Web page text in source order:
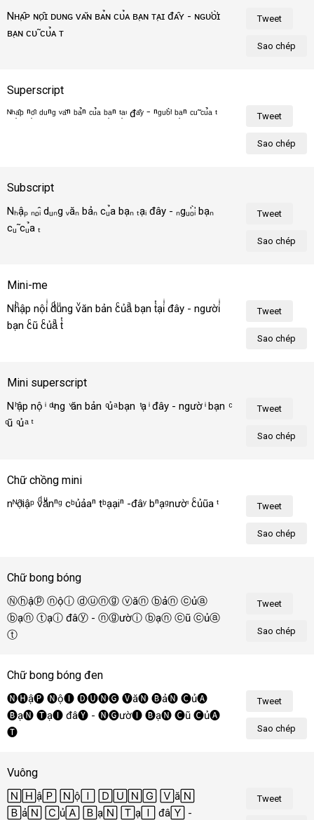
Tweet
Sao chép
Nʜᴀ̣̂ᴘ ɴᴏ̣̂ɪ ᴅᴜɴɢ ᴠᴀ̆ɴ ʙᴀ̉ɴ ᴄᴜ̉ᴀ ʙᴀ̣ɴ ᴛᴀ̣ɪ đᴀ̂ʏ - ɴɢᴜ̛ᴏ̛̀ɪ
ʙᴀ̣ɴ ᴄᴜ̃ ᴄᴜ̉ᴀ ᴛᴏ̂ɪ!
Superscript
Tweet
Sao chép
ᴺʰᵃ̣̂ᵖ ⁿᵒ̣̂ᶦ ᵈᵘⁿᵍ ᵛᵃ̆ⁿ ᵇᵃ̉ⁿ ᶜᵘ̉ᵃ ᵇᵃ̣ⁿ ᵗᵃ̣ᶦ đᵃ̂ʸ ⁻ ⁿᵍᵘ̛ᵒ̛̀ᶦ ᵇᵃ̣ⁿ ᶜᵘ̃ ᶜᵘ̉ᵃ
Subscript
Tweet
Sao chép
Nₕậₚ ₙₒ̣̂ᵢ dᵤₙg ᵥăₙ bảₙ cᵤ̉a bạₙ ₜạᵢ đây - ₙgᵤ̛ₒ̛̀ᵢ bạₙ
cᵤ̃ cᵤ̉a ₜₒ̂ᵢ!
Mini-me
Tweet
Sao chép
Nhͪập nộiͥ dͩuͧng vͮăn bản cͨủaͣ bạn tͭạiͥ đây - ngườiͥ
bạn cͨũ cͨủaͣ tͭôiͥ!
Mini superscript
Tweet
Sao chép
N ͪập nộ ͥ  ͩ ͧng  ͮăn bản  ͨủ ͣ bạn  ͭạ ͥ đây - ngườ ͥ bạn
ͨũ  ͨủ ͣ  ͭô ͥ!
Chữ chồng mini
Tweet
Sao chép
nᴺộͪiậᵖ vͩăͧnⁿᵍ cᵇủảaⁿ tᵇạạiⁿ -đâʸ bⁿạᵍnườᶦ cͨủũa
Chữ bong bóng
Tweet
Sao chép
Ⓝⓗậⓟ ⓝộⓘ ⓓⓤⓝⓖ ⓥăⓝ ⓑảⓝ ⓒủⓐ
ⓑạⓝ ⓣạⓘ đâⓨ - ⓝⓖườⓘ ⓑạⓝ ⓒũ ⓒủⓐ
ⓣôⓘ!
Chữ bong bóng đen
Tweet
Sao chép
🅝🅗ậ🅟 🅝ộ🅘 🅓🅤🅝🅖 🅥ă🅝 🅑ả🅝 🅒ủ🅐
🅑ạ🅝 🅣ạ🅘 đâ🅨 - 🅝🅖ườ🅘 🅑ạ🅝 🅒ũ 🅒ủ🅐
🅣ô🅘!
Vuông
Tweet
🄽🄷ậ🄿 🄽ộ🄸 🄳🅄🄽🄶 🅅ă🄽
🄱ả🄽 🄲ủ🄰 🄱ạ🄽 🅃ạ🄸 đâ🅈 -